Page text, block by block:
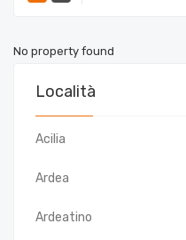
No property found
Località
Acilia
Ardea
Ardeatino